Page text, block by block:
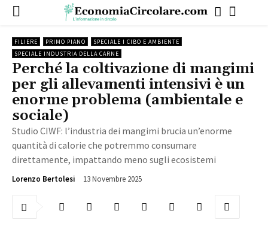
FILIERE PRIMO PIANO
SPECIALE I CIBO E AMBIENTE
SPECIALE INDUSTRIA DELLA CARNE
Perché la coltivazione di mangimi
per gli allevamenti intensivi è un
enorme problema (ambientale e
sociale)
Studio CIWF: l’industria dei mangimi brucia un’enorme
quantità di calorie che potremmo consumare
direttamente, impattando meno sugli ecosistemi
Lorenzo Bertolesi 13 Novembre 2025